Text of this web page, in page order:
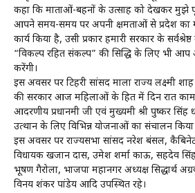
कहा कि माताओं-बहनों के उत्साह को देखकर मुझे
आपने समय-समय पर अपनी क्षमताओं से प्रदेश का
कार्य किया है, उसी प्रकार हमारी सरकार के
“विकल्प रहित संकल्प” की सिद्धि के लिए भी आप
करेंगी।
इस अवसर पर टिहरी सांसद माला राज्य लक्ष्मी
की सरकार आज महिलाओं के हित में दिन रात काम
आदरणीय प्रधानमंत्री जी एवं मुख्यमंत्री श्री पुष्कर
उत्थान के लिए विभिन्न योजनाओं का संचालन किया
इस अवसर पर राज्यसभा सांसद नरेश बंसल, कैबिनेट
विधायक खजान दास, उमेश शर्मा काऊ, सहदेव
भूषण गैरोला, भाजपा महानगर अध्यक्ष सिद्धार्थ
विनय शंकर पांडेय आदि उपस्थित रहे।